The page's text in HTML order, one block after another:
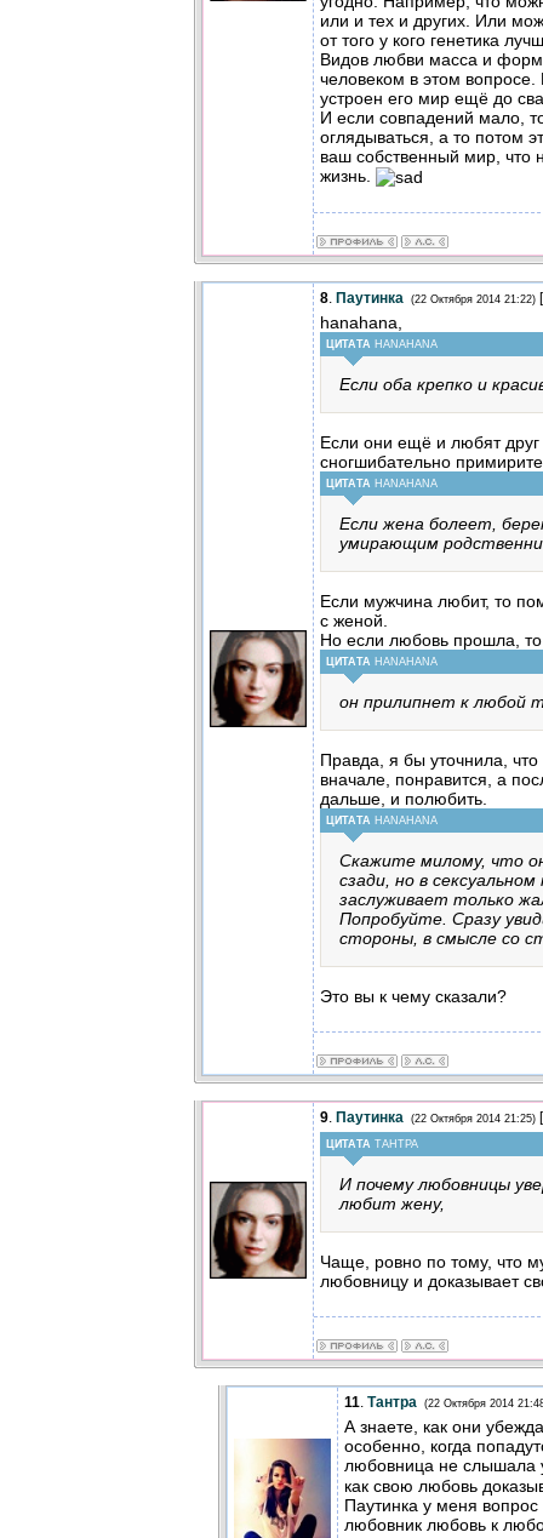
или и тех и других. Или
от того у кого генетика
Видов любви масса и форм
человеком в этом вопросе.
устроен его мир ещё до
И если совпадений мало,
оглядываться, а то потом
ваш собственный мир, что
жизнь.
8. Паутинка (22 Октября 2014 21:22) [
hanahana,
ЦИТАТА HANAHANA
Если оба крепко и
Если они ещё и любят друг
сногшибательно
ЦИТАТА HANAHANA
Если жена болеет,
умирающим
Если мужчина любит, то
с женой.
Но если любовь прошла, то
ЦИТАТА HANAHANA
он прилипнет к любой
Правда, я бы уточнила,
вначале, понравится, а
дальше, и полюбить.
ЦИТАТА HANAHANA
Скажите милому, что
сзади, но в
заслуживает только
Попробуйте. Сразу
стороны, в смысле со
Это вы к чему сказали?
9. Паутинка (22 Октября 2014 21:25) [
ЦИТАТА ТАНТРА
И почему любовницы
любит жену,
Чаще, ровно по тому, что
любовницу и доказывает
11. Тантра (22 Октября 2014
А знаете, как они
особенно, когда
любовница не слышала
как свою любовь
Паутинка у меня вопрос
любовник любовь к